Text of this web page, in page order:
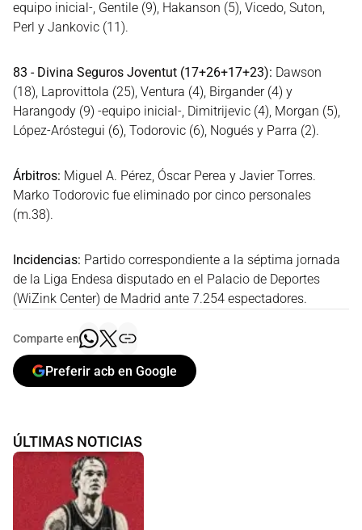
equipo inicial-, Gentile (9), Hakanson (5), Vicedo, Suton,
Perl y Jankovic (11).
83 - Divina Seguros Joventut (17+26+17+23): Dawson
(18), Laprovittola (25), Ventura (4), Birgander (4) y
Harangody (9) -equipo inicial-, Dimitrijevic (4), Morgan (5),
López-Aróstegui (6), Todorovic (6), Nogués y Parra (2).
Árbitros: Miguel A. Pérez, Óscar Perea y Javier Torres.
Marko Todorovic fue eliminado por cinco personales
(m.38).
Incidencias: Partido correspondiente a la séptima jornada
de la Liga Endesa disputado en el Palacio de Deportes
(WiZink Center) de Madrid ante 7.254 espectadores.
Comparte en
Preferir acb en Google
ÚLTIMAS NOTICIAS